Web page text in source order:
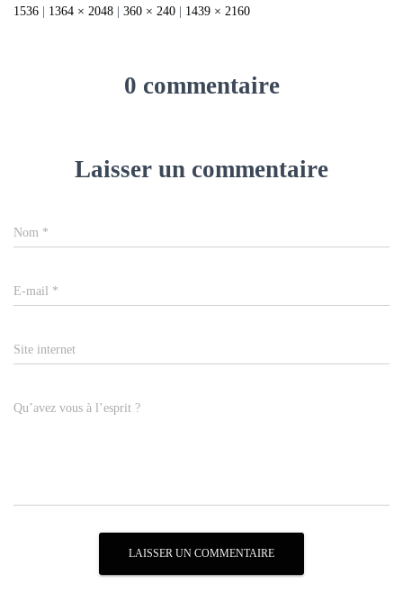
1536
1364 × 2048 360 × 240 1439 × 2160
0 commentaire
Laisser un commentaire
Nom *
E-mail *
Site internet
Qu’avez vous à l’esprit ?